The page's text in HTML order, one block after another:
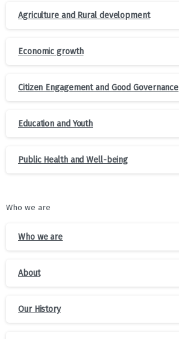
Agriculture and Rural development
Economic growth
Citizen Engagement and Good Governance
Education and Youth
Public Health and Well-being
Who we are
Who we are
About
Our History